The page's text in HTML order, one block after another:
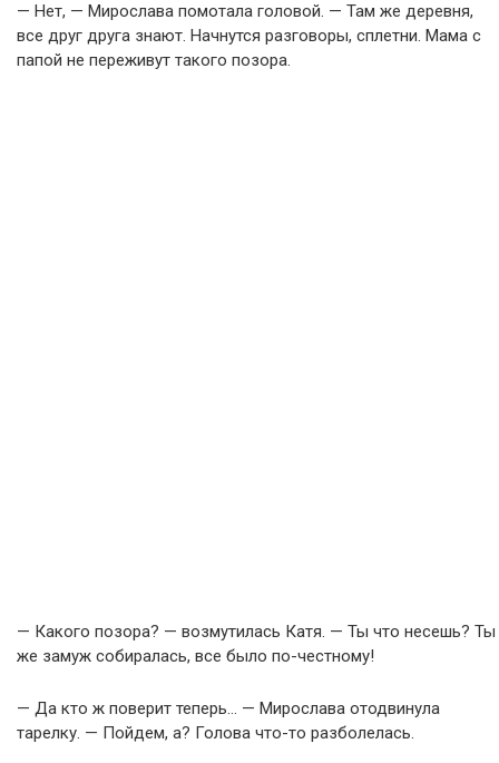
— Нет, — Мирослава помотала головой. — Там же деревня,
все друг друга знают. Начнутся разговоры, сплетни. Мама с
папой не переживут такого позора.
— Какого позора? — возмутилась Катя. — Ты что несешь? Ты
же замуж собиралась, все было по-честному!
— Да кто ж поверит теперь… — Мирослава отодвинула
тарелку. — Пойдем, а? Голова что-то разболелась.